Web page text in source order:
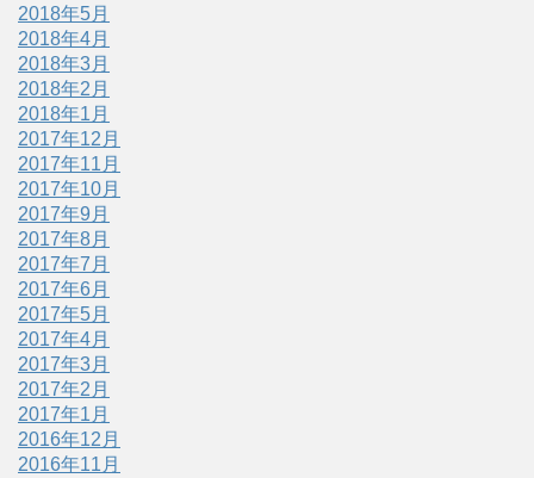
2018年5月
2018年4月
2018年3月
2018年2月
2018年1月
2017年12月
2017年11月
2017年10月
2017年9月
2017年8月
2017年7月
2017年6月
2017年5月
2017年4月
2017年3月
2017年2月
2017年1月
2016年12月
2016年11月